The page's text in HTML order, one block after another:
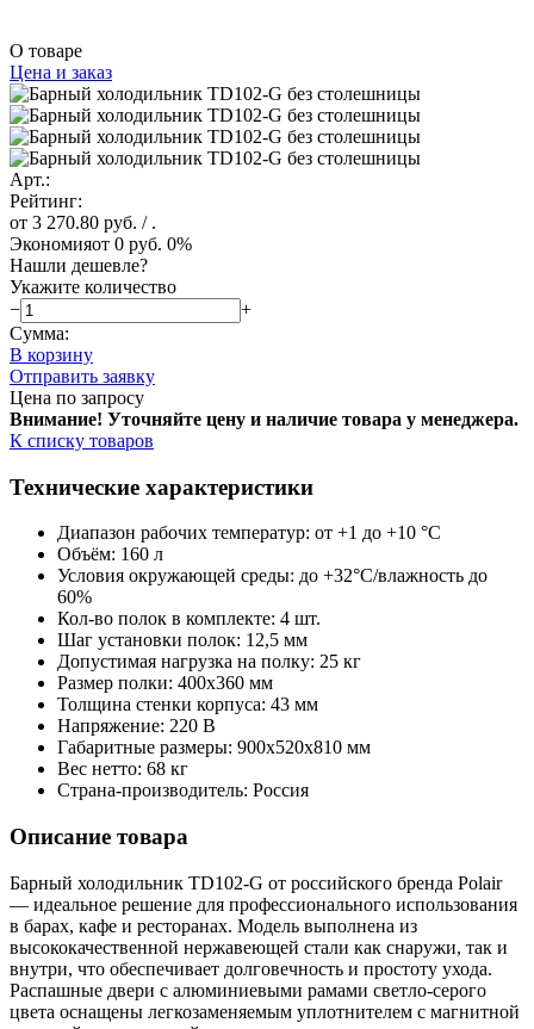
О товаре
Цена и заказ
Арт.:
Рейтинг:
от 3 270.80 руб. / .
Экономияот 0 руб. 0%
Нашли дешевле?
Укажите количество
−
+
Сумма:
В корзину
Отправить заявку
Цена по запросу
Внимание! Уточняйте цену и наличие товара у менеджера.
К списку товаров
Технические характеристики
Диапазон рабочих температур: от +1 до +10 °C
Объём: 160 л
Условия окружающей среды: до +32°C/влажность до
60%
Кол-во полок в комплекте: 4 шт.
Шаг установки полок: 12,5 мм
Допустимая нагрузка на полку: 25 кг
Размер полки: 400х360 мм
Толщина стенки корпуса: 43 мм
Напряжение: 220 В
Габаритные размеры: 900х520х810 мм
Вес нетто: 68 кг
Страна-производитель: Россия
Описание товара
Барный холодильник TD102-G от российского бренда Polair
— идеальное решение для профессионального использования
в барах, кафе и ресторанах. Модель выполнена из
высококачественной нержавеющей стали как снаружи, так и
внутри, что обеспечивает долговечность и простоту ухода.
Распашные двери с алюминиевыми рамами светло-серого
цвета оснащены легкозаменяемым уплотнителем с магнитной